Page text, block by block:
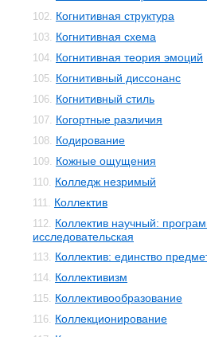
102. Когнитивная структура
103. Когнитивная схема
104. Когнитивная теория эмоций
105. Когнитивный диссонанс
106. Когнитивный стиль
107. Когортные различия
108. Кодирование
109. Кожные ощущения
110. Колледж незримый
111. Коллектив
112. Коллектив научный:
исследовательская
113. Коллектив: единство
114. Коллективизм
115. Коллективообразование
116. Коллекционирование